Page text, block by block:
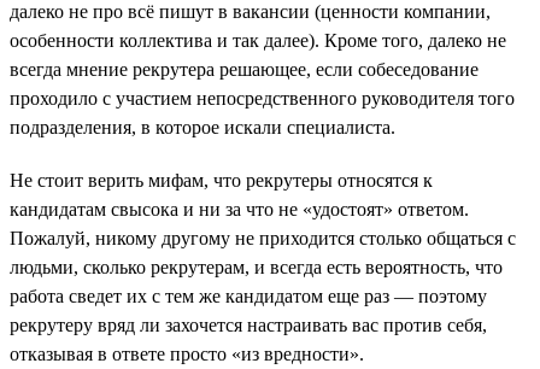
далеко не про всё пишут в вакансии (ценности компании,
особенности коллектива и так далее). Кроме того, далеко не
всегда мнение рекрутера решающее, если собеседование
проходило с участием непосредственного руководителя того
подразделения, в которое искали специалиста.
Не стоит верить мифам, что рекрутеры относятся к
кандидатам свысока и ни за что не «удостоят» ответом.
Пожалуй, никому другому не приходится столько общаться с
людьми, сколько рекрутерам, и всегда есть вероятность, что
работа сведет их с тем же кандидатом еще раз — поэтому
рекрутеру вряд ли захочется настраивать вас против себя,
отказывая в ответе просто «из вредности».